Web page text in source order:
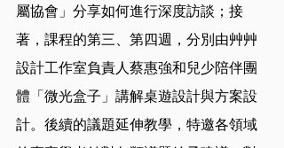
屬協會」分享如何進行深度訪談；接
著，課程的第三、第四週，分別由艸艸
設計工作室負責人蔡惠強和兒少陪伴團
體「微光盒子」講解桌遊設計與方案設
計。後續的議題延伸教學，特邀各領域